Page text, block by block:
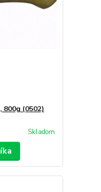
(0502)
Skladom